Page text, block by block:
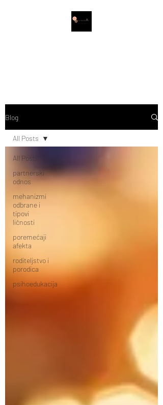
Blog
All Posts
partnerski
odnos
mehanizmi
odbrane i
tipovi
ličnosti
poremećaji
afekta
roditeljstvo i
porodica
psihoedukacija
All Posts